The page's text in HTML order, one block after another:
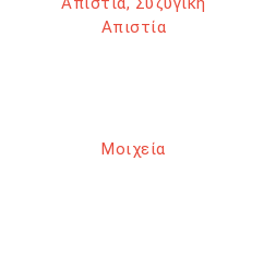
Απιστία
Μοιχεία